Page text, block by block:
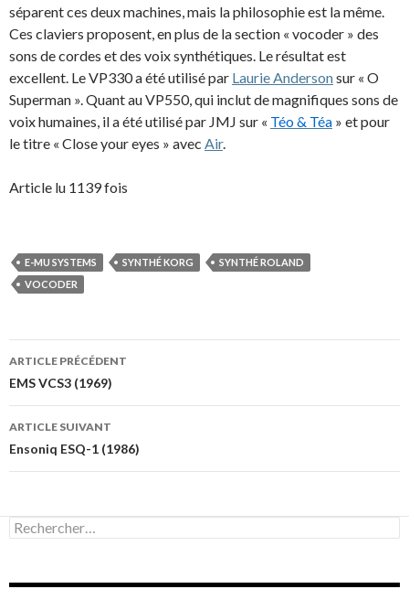
séparent ces deux machines, mais la philosophie est la même.
Ces claviers proposent, en plus de la section « vocoder » des
sons de cordes et des voix synthétiques. Le résultat est
excellent. Le VP330 a été utilisé par Laurie Andersonsur « O
Superman ». Quant au VP550, qui inclut de magnifiques sons de
voix humaines, il a été utilisé par JMJ sur « Téo & Téa » et pour
le titre « Close your eyes » avec Air.
Article lu 1139 fois
E-MU SYSTEMS SYNTHÉ KORG
SYNTHÉ ROLAND
VOCODER
Navigation
des
articles
ARTICLE PRÉCÉDENT
EMS VCS3 (1969)
ARTICLE SUIVANT
Ensoniq ESQ-1 (1986)
Rechercher :